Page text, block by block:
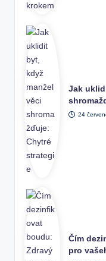
Jak
24
Čím
pro